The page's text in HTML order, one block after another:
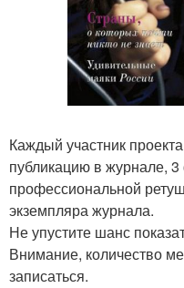
Каждый участник
публикацию в журнале,
профессиональной
экземпляра журнала.
Не упустите шанс
Внимание, количество
записаться.